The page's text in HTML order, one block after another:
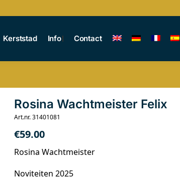
Kerststad Info Contact
Rosina Wachtmeister Felix
Art.nr. 31401081
€59.00
Rosina Wachtmeister
Noviteiten 2025